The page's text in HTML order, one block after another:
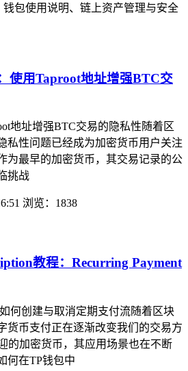
钱包使用说明、链上资产管理与安全
使用Taproot地址增强BTC交
地址增强BTC交易的隐私性随着区
私性问题已经成为加密货币用户关注
为最早的加密货币，其交易记录的公
挑战
浏览：1838
教程：Recurring Payment
何创建与取消定期支付流随着区块
货币支付正在逐渐改变我们的交易方
的加密货币，其应用场景也在不断
何在TP钱包中